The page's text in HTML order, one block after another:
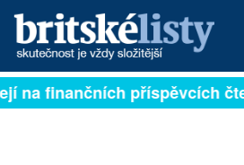
PŘIHLÁSIT
finančních příspěvcích